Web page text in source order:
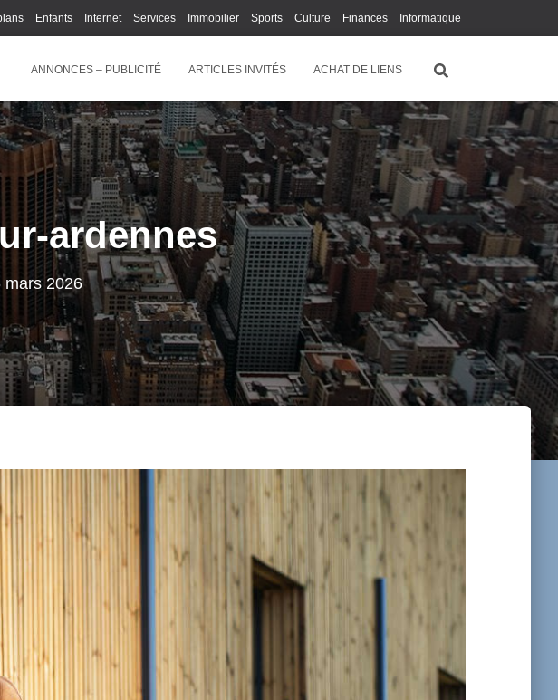
Enfants Internet Services Immobilier Sports Culture Finances Informatique
ANNONCES – PUBLICITÉ
ARTICLES INVITÉS ACHAT DE LIENS
ardennes
mars 2026